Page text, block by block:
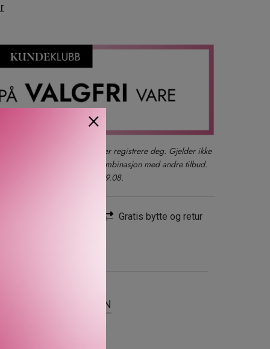
der du også kan logge inn eller registrere deg. Gjelder ikke
produkter, gavesett eller i kombinasjon med andre tilbud.
ett kjøp per kunde t.o.m. 09.08.
Gratis bytte og retur
OM MERKEVAREN
skaper en jevn
×